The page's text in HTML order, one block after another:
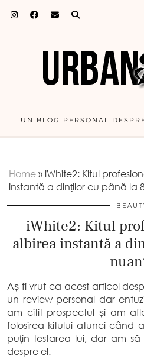
UN BLOG PERSONAL
Home » iWhite2: Kitul
instantă a dinților cu până la
iWhite2: Kitul
albirea instantă a
Aș fi vrut ca acest articol
un review personal dar
am citit prospectul și am
folosirea kitului atunci când
puțin testarea lui, dar am
despre el.